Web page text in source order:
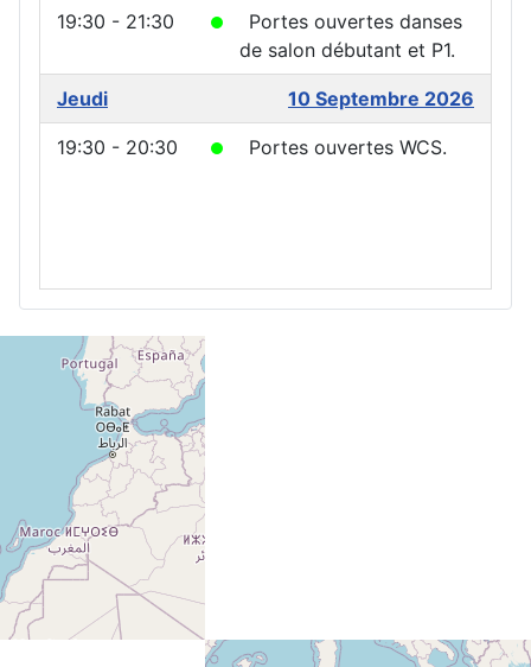
19:30 - 21:30
Portes ouvertes danses
de salon débutant et P1.
Jeudi 10 Septembre 2026
19:30 - 20:30 Portes ouvertes WCS.